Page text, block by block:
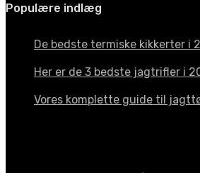
Populære indlæg
De bedste termiske kikkerter i
Her er de 3 bedste jagtrifler i
Vores komplette guide til